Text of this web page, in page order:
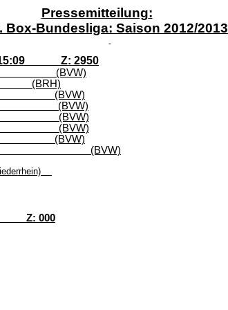
Pressemitteilung:
Box-Bundesliga: Saison 2012/2013
Z: 2950
(BVW)
(BRH)
(BVW)
(BVW)
(BVW)
(BVW)
(BVW)
(BVW)
Z: 000